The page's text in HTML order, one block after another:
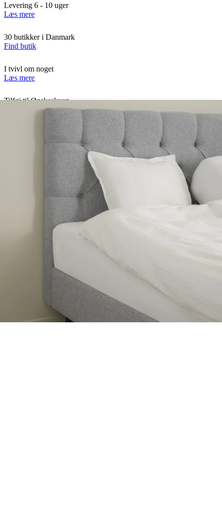
Levering 6 - 10 uger
Læs mere
30 butikker i Danmark
Find butik
I tvivl om noget
Læs mere
Tilføj til Ønskeskyen
Oplev verdensklasses nattesøvn med den luksuriøse TEMPUR®
springbox planseng, der kombinerer fjedrende komfort med
TEMPURs verdenskendte memory-skum.
Kropstilpasset komfort og støtte
Ovenpå planbunden ligger TEMPURs mest luksuriøse madras
nogensinde, som garanterer dig en fantastisk høj komfort og
kropstilpasset støtte til ryg, lænd og hofter.
Den 32 cm høje madras er opbygget med flere lag af det unikke
TEMPUR Adapt Materiale™, som er verdenskendt for sin evne til
at trykaflaste kroppen og bidrage til en dybere nattesøvn.
Derfor skal du sove i en TEMPUR®
Springbox Pro Luxe planseng